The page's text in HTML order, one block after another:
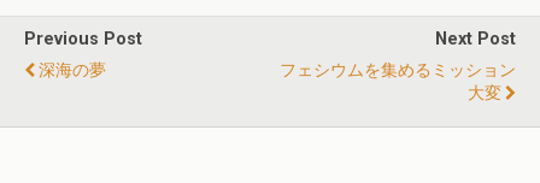
Previous Post
深海の夢
Next Post
フェシウムを集めるミッション
大変